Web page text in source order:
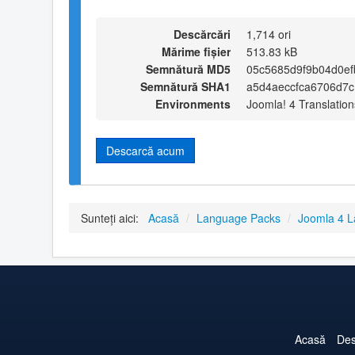
Descărcări
1,714 ori
Mărime fișier
513.83 kB
Semnătură MD5
Semnătură SHA1
Environments
Joomla! 4
Descarcă acum
Sunteți aici: Acasă / Language Packs / Joomla 4
Acasă